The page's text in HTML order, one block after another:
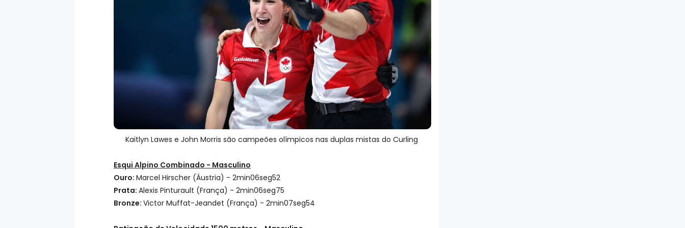
Kaitlyn Lawes e John Morris são campeões olímpicos nas duplas mistas do Curling
Esqui Alpino Combinado - Masculino
Ouro: Marcel Hirscher (Áustria) - 2min06seg52
Prata: Alexis Pinturault (França) - 2min06seg75
Bronze: Victor Muffat-Jeandet (França) - 2min07seg54